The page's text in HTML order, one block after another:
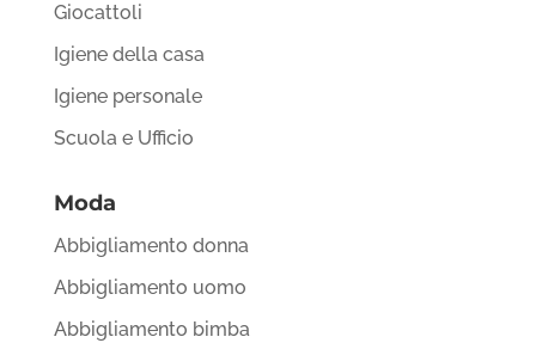
Giocattoli
Igiene della casa
Igiene personale
Scuola e Ufficio
Moda
Abbigliamento donna
Abbigliamento uomo
Abbigliamento bimba